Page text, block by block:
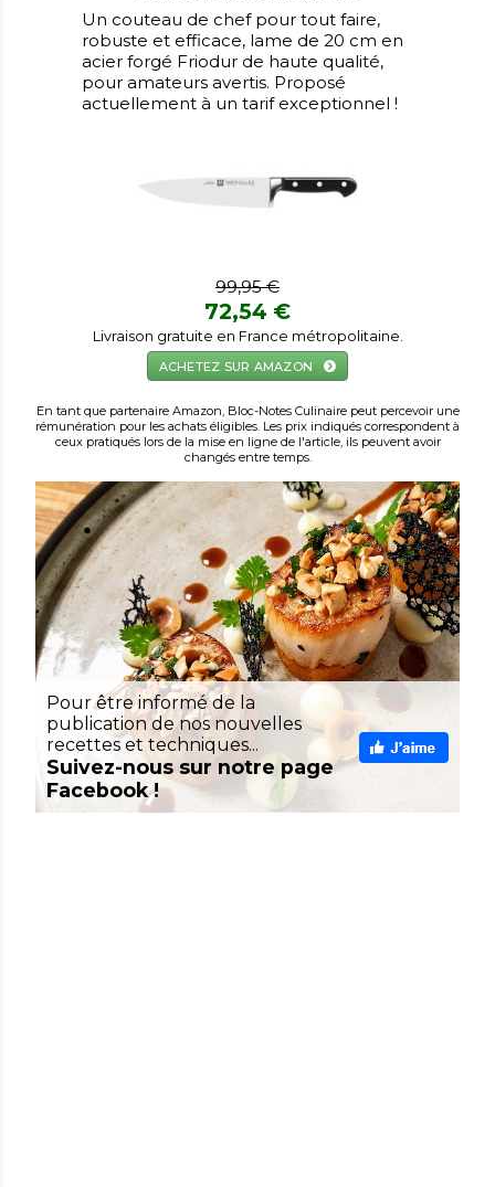
Un couteau de chef pour tout faire,
robuste et efficace, lame de 20 cm en
acier forgé Friodur de haute qualité,
pour amateurs avertis. Proposé
actuellement à un tarif exceptionnel !
99,95 €
72,54 €
Livraison gratuite en France métropolitaine.
ACHETEZ SUR AMAZON
En tant que partenaire Amazon, Bloc-Notes Culinaire peut percevoir une
rémunération pour les achats éligibles. Les prix indiqués correspondent à
ceux pratiqués lors de la mise en ligne de l'article, ils peuvent avoir
changés entre temps.
Pour être informé de la
publication de nos nouvelles
recettes et techniques...
Suivez-nous sur notre page
Facebook !